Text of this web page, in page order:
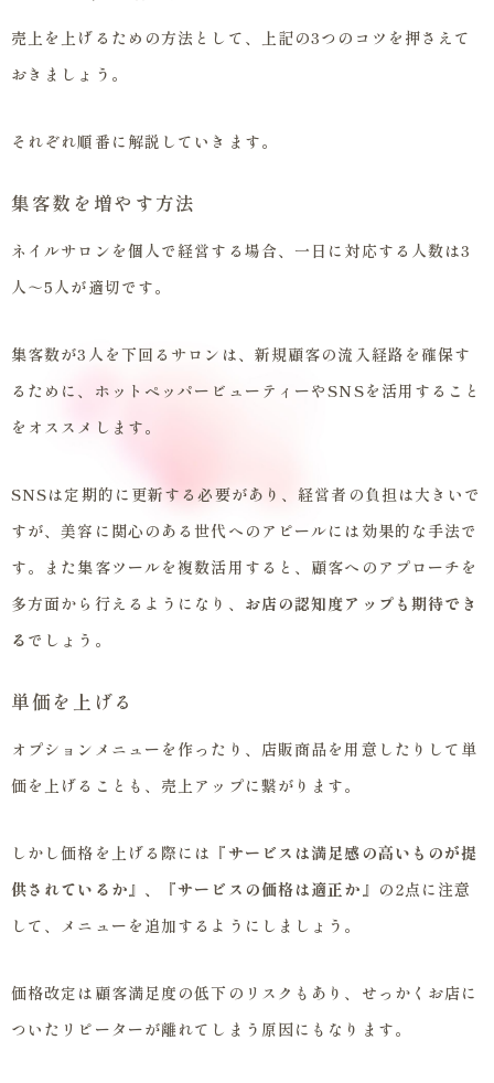
売上を上げるための方法として、上記の3つのコツを押さえて
おきましょう。
それぞれ順番に解説していきます。
集客数を増やす方法
ネイルサロンを個人で経営する場合、一日に対応する人数は3
人～5人が適切です。
集客数が3人を下回るサロンは、新規顧客の流入経路を確保す
るために、ホットペッパービューティーやSNSを活用すること
をオススメします。
SNSは定期的に更新する必要があり、経営者の負担は大きいで
すが、美容に関心のある世代へのアピールには効果的な手法で
す。また集客ツールを複数活用すると、顧客へのアプローチを
多方面から行えるようになり、 お店の認知度アップも期待でき
る でしょう。
単価を上げる
オプションメニューを作ったり、店販商品を用意したりして単
価を上げることも、売上アップに繋がります。
しかし価格を上げる際には 『サービスは満足感の高いものが提
供されているか』、『サービスの価格は適正か』 の2点に注意
して、メニューを追加するようにしましょう。
価格改定は顧客満足度の低下のリスクもあり、せっかくお店に
ついたリピーターが離れてしまう原因にもなります。